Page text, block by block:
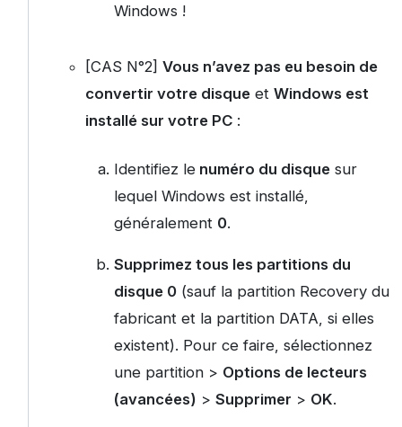
Windows !
[CAS N°2] Vous n’avez pas eu besoin de
convertir votre disqueet Windows est
installé sur votre PC:
Identifiez lenuméro du disquesur
lequel Windows est installé,
généralement 0.
Supprimez tous les partitions du
disque 0(sauf la partition Recovery du
fabricant et la partition DATA, si elles
existent). Pour ce faire, sélectionnez
une partition > Options de lecteurs
(avancées) > Supprimer > OK.